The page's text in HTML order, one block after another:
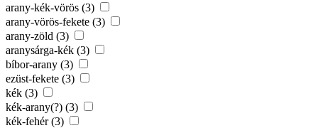
arany-kék-vörös (3)
arany-vörös-fekete (3)
arany-zöld (3)
aranysárga-kék (3)
bíbor-arany (3)
ezüst-fekete (3)
kék (3)
kék-arany(?) (3)
kék-fehér (3)